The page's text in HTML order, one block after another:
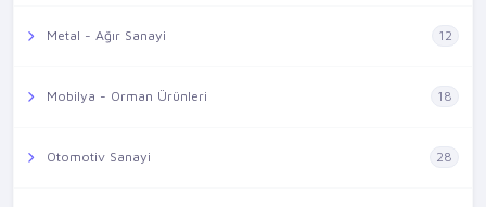
Metal - Ağır Sanayi 12
Mobilya - Orman Ürünleri 18
Otomotiv Sanayi 28